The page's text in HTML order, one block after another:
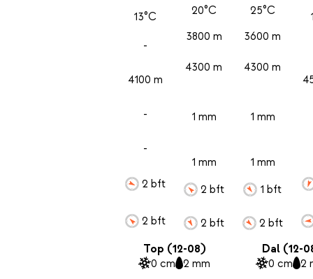
13°C
-
4100 m
-
-
2 bft
2 bft
20°C
3800 m
4300 m
1 mm
1 mm
2 bft
2 bft
25°C
3600 m
4300 m
1 mm
1 mm
1 bft
2 bft
Top (12-08)
0 cm 2 mm
Dal (12-
0 cm 2